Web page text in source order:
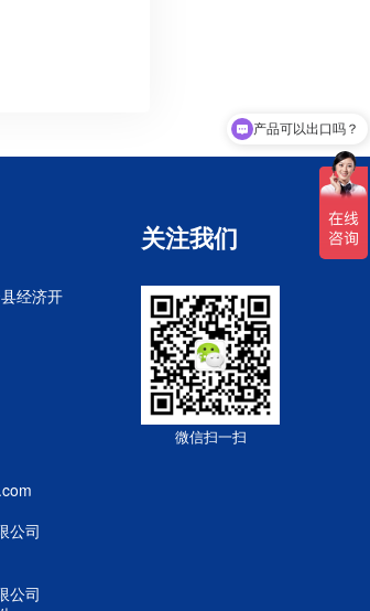
经济开
公司
公司
关注我们
微信扫一扫
产品可以出口吗？